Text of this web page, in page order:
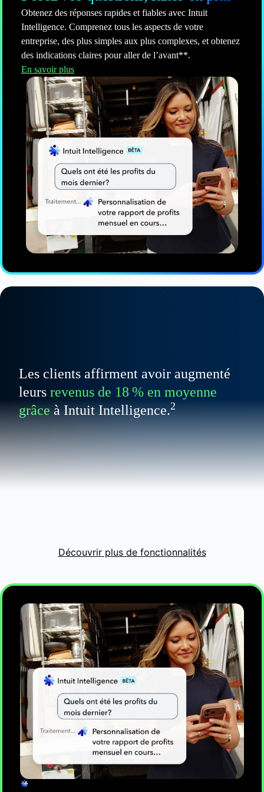
Obtenez des réponses rapides et fiables avec Intuit
Intelligence. Comprenez tous les aspects de votre
entreprise, des plus simples aux plus complexes, et obtenez
des indications claires pour aller de l’avant**.
En savoir plus
Les clients affirment avoir augmenté
leurs revenus de 18 % en moyenne
grâceà Intuit Intelligence.2
Gérez vos factures et vos dépenses en affichant les dépenses
détecte les anomalies et prépare tout ce qu’il faut pour votre
PAIEMENTS
Faites-vous payer plus rapidement et envoyez
Découvrir plus de fonctionnalités